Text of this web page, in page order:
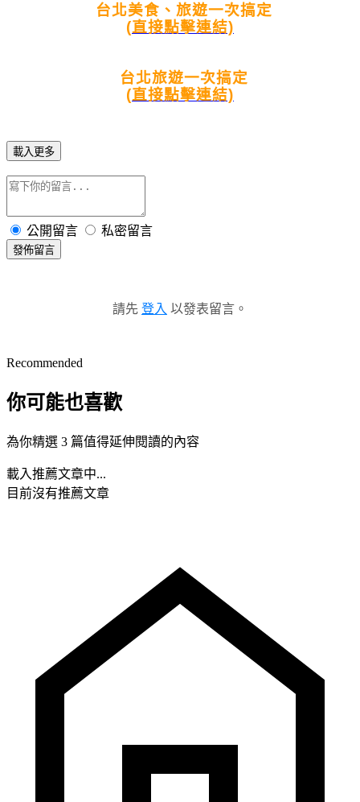
台北美食、旅遊一次搞定
(直接點擊連結)
台北旅遊一次搞定
(直接點擊連結)
載入更多
公開留言 私密留言
發佈留言
請先 登入 以發表留言。
Recommended
你可能也喜歡
為你精選 3 篇值得延伸閱讀的內容
載入推薦文章中...
目前沒有推薦文章